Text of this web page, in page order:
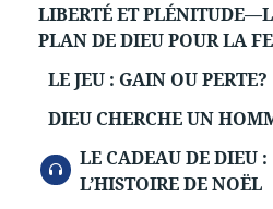
LIBERTÉ ET
PLAN DE DIEU POUR LA
LE JEU : GAIN OU PERTE?
DIEU CHERCHE UN
AUDIOLE CADEAU DE DIEU :
L’HISTOIRE DE NOËL